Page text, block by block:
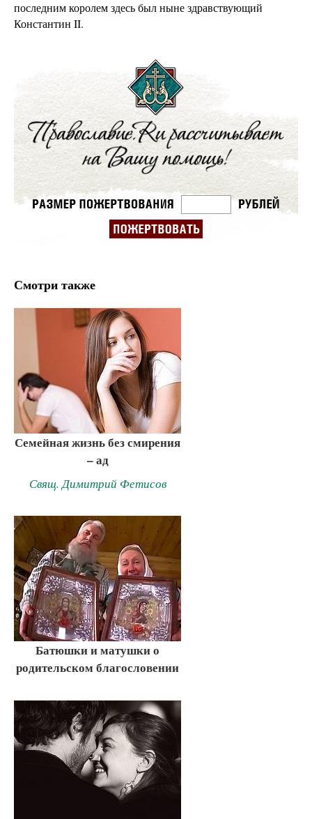
последним королем здесь был ныне здравствующий
Константин II.
Смотри также
Семейная жизнь без смирения
– ад
Свящ. Димитрий Фетисов
Батюшки и матушки о
родительском благословении